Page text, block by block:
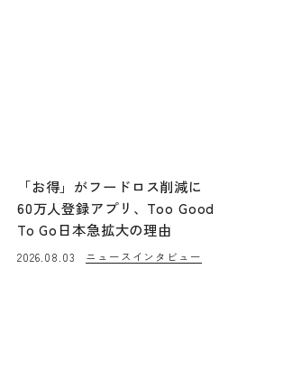
「お得」がフードロス削減に
60万人登録アプリ、Too Good
To Go日本急拡大の理由
2026.08.03 ニュース インタビュー